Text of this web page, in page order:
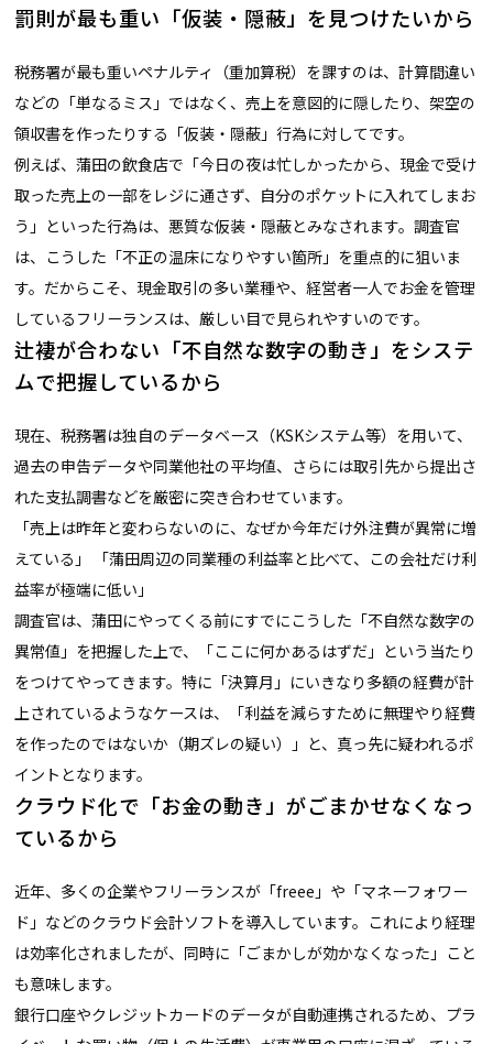
罰則が最も重い「仮装・隠蔽」を見つけたいから
税務署が最も重いペナルティ（重加算税）を課すのは、計算間違い
などの「単なるミス」ではなく、売上を意図的に隠したり、架空の
領収書を作ったりする「仮装・隠蔽」行為に対してです。
例えば、蒲田の飲食店で「今日の夜は忙しかったから、現金で受け
取った売上の一部をレジに通さず、自分のポケットに入れてしまお
う」といった行為は、悪質な仮装・隠蔽とみなされます。調査官
は、こうした「不正の温床になりやすい箇所」を重点的に狙いま
す。だからこそ、現金取引の多い業種や、経営者一人でお金を管理
しているフリーランスは、厳しい目で見られやすいのです。
辻褄が合わない「不自然な数字の動き」をシステ
ムで把握しているから
現在、税務署は独自のデータベース（KSKシステム等）を用いて、
過去の申告データや同業他社の平均値、さらには取引先から提出さ
れた支払調書などを厳密に突き合わせています。
「売上は昨年と変わらないのに、なぜか今年だけ外注費が異常に増
えている」 「蒲田周辺の同業種の利益率と比べて、この会社だけ利
益率が極端に低い」
調査官は、蒲田にやってくる前にすでにこうした「不自然な数字の
異常値」を把握した上で、「ここに何かあるはずだ」という当たり
をつけてやってきます。特に「決算月」にいきなり多額の経費が計
上されているようなケースは、「利益を減らすために無理やり経費
を作ったのではないか（期ズレの疑い）」と、真っ先に疑われるポ
イントとなります。
クラウド化で「お金の動き」がごまかせなくなっ
ているから
近年、多くの企業やフリーランスが「freee」や「マネーフォワー
ド」などのクラウド会計ソフトを導入しています。これにより経理
は効率化されましたが、同時に「ごまかしが効かなくなった」こと
も意味します。
銀行口座やクレジットカードのデータが自動連携されるため、プラ